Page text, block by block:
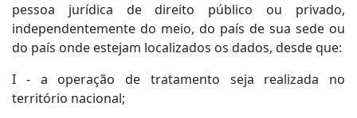
pessoa jurídica de direito público ou privado,
independentemente do meio, do país de sua sede ou
do país onde estejam localizados os dados, desde que:
I - a operação de tratamento seja realizada no
território nacional;